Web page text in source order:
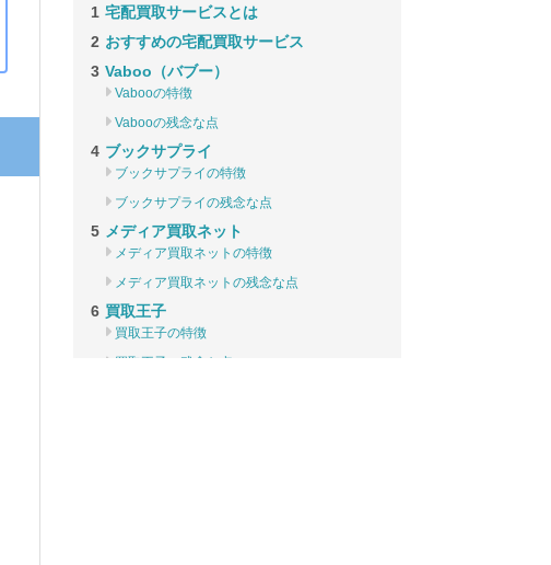
宅配買取サービスとは
おすすめの宅配買取サービス
Vaboo（バブー）
Vabooの特徴
Vabooの残念な点
ブックサプライ
ブックサプライの特徴
ブックサプライの残念な点
メディア買取ネット
メディア買取ネットの特徴
メディア買取ネットの残念な点
買取王子
買取王子の特徴
買取王子の残念な点